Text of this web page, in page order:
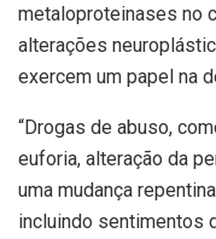
metaloproteinases no
alterações
exercem um papel na
“Drogas de abuso,
euforia, alteração da
uma mudança
incluindo sentimentos